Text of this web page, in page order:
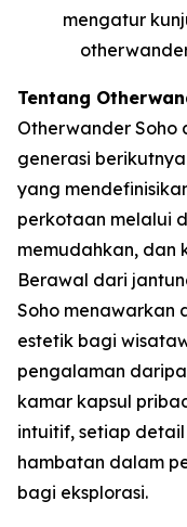
mengatur
Tentang
Otherwander Soho
generasi
yang
perkotaan melalui
memudahkan, dan
Berawal dari
Soho menawarkan
estetik bagi
pengalaman
kamar kapsul
intuitif, setiap
hambatan dalam
bagi eksplorasi.